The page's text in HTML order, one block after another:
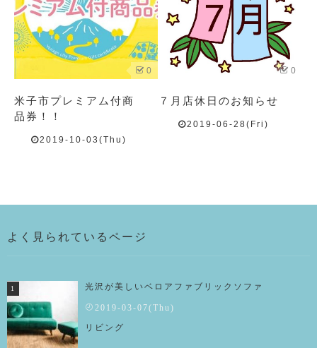
0
米子市プレミアム付商
品券！！
2019-10-03(Thu)
0
７月店休日のお知らせ
2019-06-28(Fri)
よく見られているページ
光沢が美しいベロアファブリックソファ
2019-03-07(Thu)
リビング